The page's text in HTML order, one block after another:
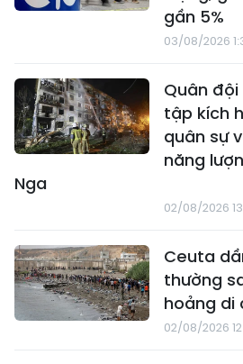
gần 5%
03/08/2026
Quân
tập kích
quân sự
năng
Nga
02/08/2026
Ceuta
thường
hoảng di
02/08/2026